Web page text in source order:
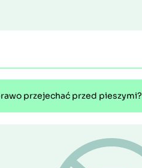
przejechać przed pieszymi?